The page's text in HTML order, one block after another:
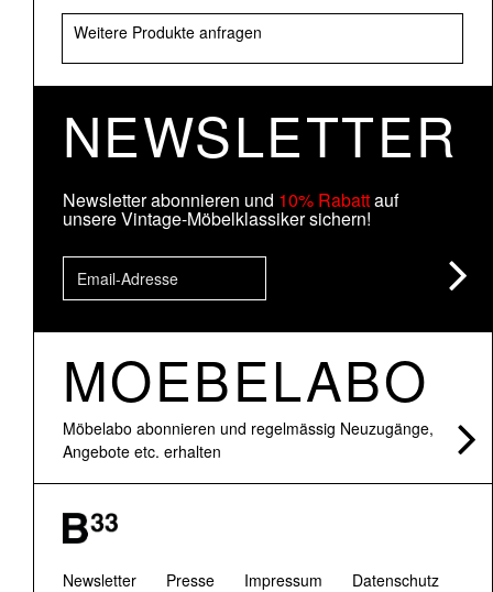
Weitere Produkte anfragen
NEWSLETTER
Newsletter abonnieren und 10% Rabattauf
unsere Vintage-Möbelklassiker sichern!
MOEBELABO
Möbelabo abonnieren und regelmässig Neuzugänge,
Angebote etc. erhalten
Newsletter Presse Impressum Datenschutz